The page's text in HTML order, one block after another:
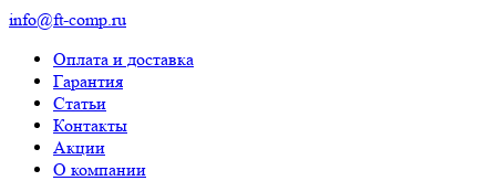
info@ft-comp.ru
Оплата и доставка
Гарантия
Статьи
Контакты
Акции
О компании